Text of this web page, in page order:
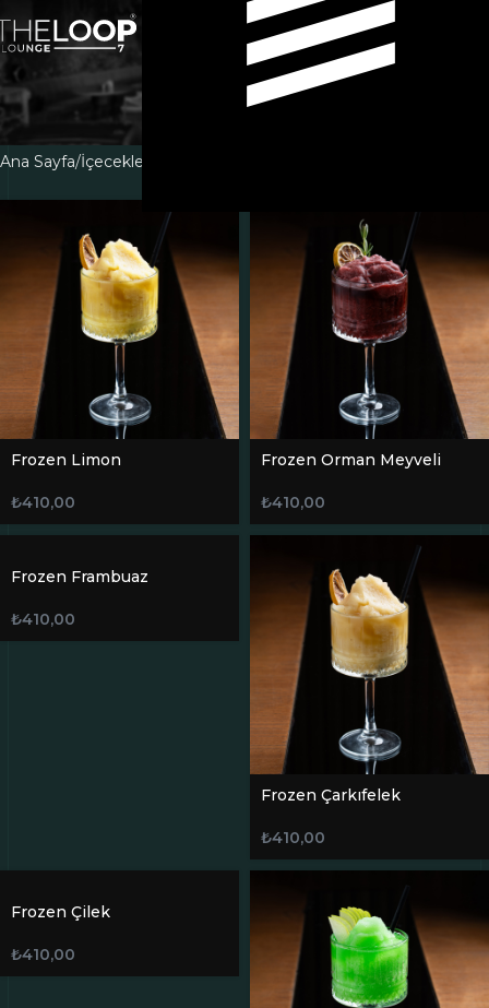
Frozen
Ana Sayfa İçecekler
Frozen Limon
₺410,00
Frozen Orman Meyveli
₺410,00
Frozen Frambuaz
₺410,00
Frozen Çarkıfelek
₺410,00
Frozen Çilek
₺410,00